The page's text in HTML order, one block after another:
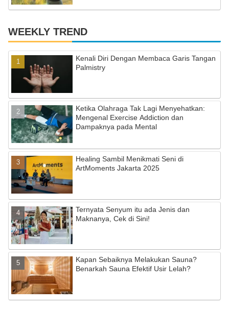
WEEKLY TREND
Kenali Diri Dengan Membaca Garis Tangan
Palmistry
Ketika Olahraga Tak Lagi Menyehatkan:
Mengenal Exercise Addiction dan
Dampaknya pada Mental
Healing Sambil Menikmati Seni di
ArtMoments Jakarta 2025
Ternyata Senyum itu ada Jenis dan
Maknanya, Cek di Sini!
Kapan Sebaiknya Melakukan Sauna?
Benarkah Sauna Efektif Usir Lelah?